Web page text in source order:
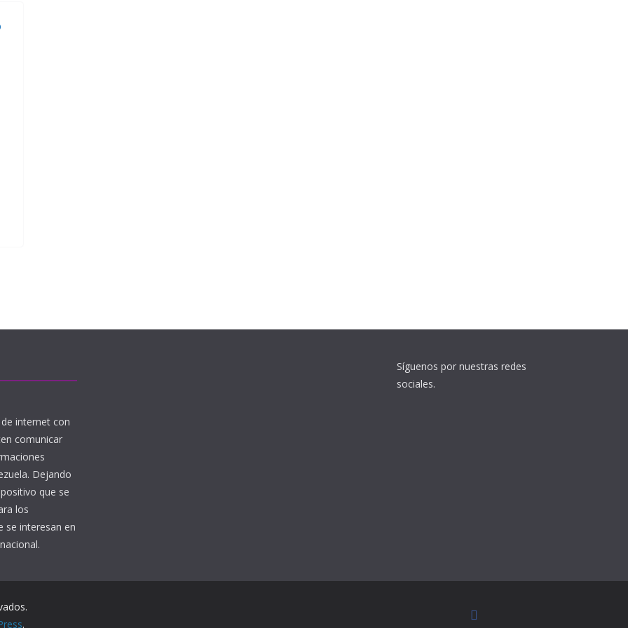
internet con
comunicar
Dejando
que se
los
se interesan en
Síguenos por nuestras redes
sociales.
.